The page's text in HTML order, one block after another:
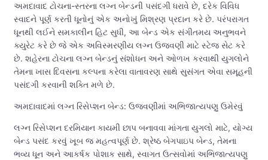
અમદાવાદ ટોચના-સ્તરના લગ્ન બેન્ડની પસંદગી ધરાવે છે, દરેક વિવિધ
સ્વાદને પૂર્ણ કરતી ધૂનોનું એક અનોખું મિશ્રણ પ્રદાન કરે છે. પરંપરાગત
ધૂનથી લઈને સમકાલીન હિટ સુધી, આ બેન્ડ એક સંગીતમય અનુભવને
ક્યુરેટ કરે છે જે એક અવિસ્મરણીય લગ્ન ઉજવણી માટે સ્ટેજ સેટ કરે
છે. શહેરના ટોચના લગ્ન બેન્ડનું સંશોધન અને ઓળખ કરવાથી યુગલોને
તેમના ખાસ દિવસના કલ્પના કરેલા વાતાવરણ સાથે સુસંગત એવા સમૂહની
પસંદગી કરવાની શક્તિ મળે છે.
અમદાવાદમાં લગ્ન રિસેપ્શન બેન્ડ: ઉજવણીમાં અભિજાત્યપણુ ઉમેરવું
લગ્ન રિસેપ્શન દરમિયાન કાયમી છાપ બનાવવા માંગતા યુગલો માટે, યોગ્ય
બેન્ડ પસંદ કરવું ખૂબ જ મહત્વપૂર્ણ છે. શ્રેષ્ઠ બેગપાઇપ બેન્ડ, તેમના
ભવ્ય ધૂન અને આકર્ષક પોશાક સાથે, સ્વાગત ઉત્સવોમાં અભિજાત્યપણુ